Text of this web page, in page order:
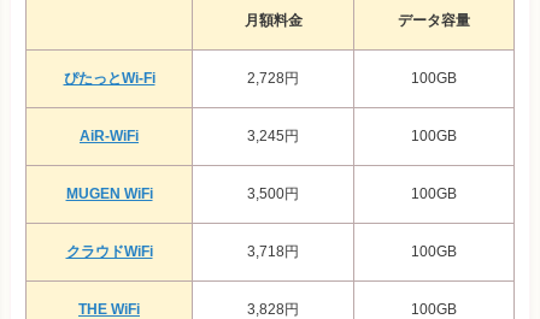
月額料金 データ容量
ぴたっとWi-Fi 2,728円 100GB
AiR-WiFi 3,245円 100GB
MUGEN WiFi 3,500円 100GB
クラウドWiFi 3,718円 100GB
THE WiFi 3,828円 100GB